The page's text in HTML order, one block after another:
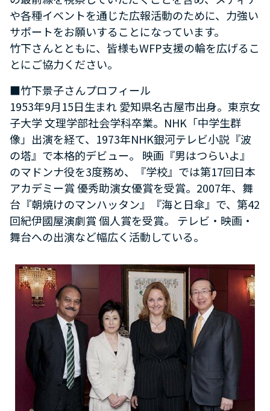
や各種イベントを通じた広報活動のために、力強い
サポートをお願いすることになっています。
竹下さんとともに、皆様もWFP支援の輪を広げるこ
とにご協力ください。
■竹下景子さんプロフィール
1953年9月15日生まれ 愛知県名古屋市出身。東京女
子大学 文理学部社会学科卒業。NHK「中学生群
像」出演を経て、1973年NHK銀河テレビ小説『波
の塔』で本格的デビュー。 映画『男はつらいよ』
のマドンナ役を3度務め、『学校』では第17回日本
アカデミー賞 優秀助演女優賞を受賞。2007年、舞
台『朝焼けのマンハッタン』『海と日傘』で、第42
回紀伊國屋演劇賞 個人賞を受賞。 テレビ・映画・
舞台への出演など幅広く活動している。